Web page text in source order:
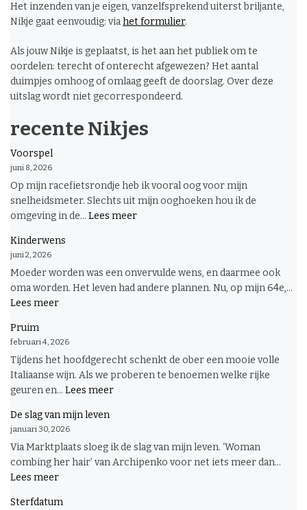
Het inzenden van je eigen, vanzelfsprekend uiterst briljante,
Nikje gaat eenvoudig: viahet formulier.
Als jouw Nikje is geplaatst, is het aan het publiek om te
oordelen: terecht of onterecht afgewezen? Het aantal
duimpjes omhoog of omlaag geeft de doorslag. Over deze
uitslag wordt niet gecorrespondeerd.
recente Nikjes
Voorspel
juni 8, 2026
Op mijn racefietsrondje heb ik vooral oog voor mijn
snelheidsmeter. Slechts uit mijn ooghoeken hou ik de
omgeving in de... Lees meer:
Kinderwens
juni 2, 2026
Moeder worden was een onvervulde wens, en daarmee ook
oma worden. Het leven had andere plannen. Nu, op mijn 64e,...
Lees meer:
Pruim
februari 4, 2026
Tijdens het hoofdgerecht schenkt de ober een mooie volle
Italiaanse wijn. Als we proberen te benoemen welke rijke
geuren en... Lees meer:
De slag van mijn leven
januari 30, 2026
Via Marktplaats sloeg ik de slag van mijn leven. ‘Woman
combing her hair’ van Archipenko voor net iets meer dan...
Lees meer:
slag
Sterfdatum